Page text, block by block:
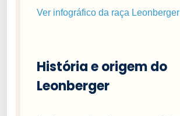
Ver infográfico da raça Leonberger
História e origem do
Leonberger